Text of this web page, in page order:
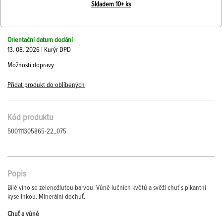
Skladem 10+ ks
Orientační datum dodání
13. 08. 2026 | Kurýr DPD
Možnosti dopravy
Přidat produkt do oblíbených
Kód produktu
500111305865-22_075
Popis
Bílé víno se zelenožlutou barvou. Vůně lučních květů a svěží chuť s pikantní
kyselinkou. Minerální dochuť.
Chuť a vůně